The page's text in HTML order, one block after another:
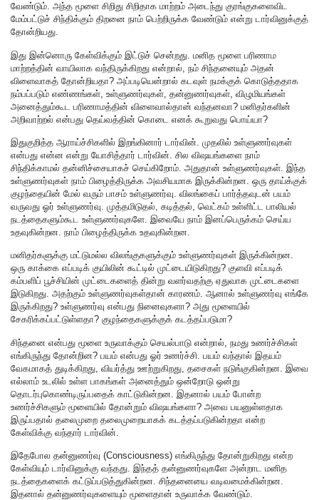
வேண்டும். அந்த மூளை சிறிது சிறிதாக மாற்றம் அடைந்து குரங்குகளைவிட
மேம்பட்டுச் சிந்திக்கும் திறனை நாம் பெற்றிருக்க வேண்டும் என்று டார்வினுக்குத்
தோன்றியது.
இது இன்னொரு கேள்விக்கும் இட்டுச் சென்றது. மனித மூளை பரிணாம
மாற்றத்தின் வாயிலாக வந்திருக்கிறது என்றால், நம் சிந்தனையும் அதன்
விளைவாகத் தோன்றியதா? அப்படியென்றால் கடவுள் நமக்குக் கொடுத்ததாக
நம்பப்படும் எண்ணங்கள், உள்ளுணர்வுகள், தன்னுணர்வுகள், விழுமியங்கள்
அனைத்தும்கூட பரிணாமத்தின் விளைவால்தான் வந்தனவா? மனிதர்களின்
அறிவாற்றல் என்பது தெய்வத்தின் கொடை எனக் கூறுவது பொய்யா?
இதுகுறித்த ஆராய்ச்சிகளில் இறங்கினார் டார்வின். முதலில் உள்ளுணர்வுகள்
என்பது என்ன என்று யோசித்தார் டார்வின். சில விஷயங்களை நாம்
சிந்திக்காமல் தன்னிச்சையாகச் செய்கிறோம். அதுதான் உள்ளுணர்வுகள். இந்த
உள்ளுணர்வுகள் நாம் பிழைத்திருக்க அவசியமாக இருக்கின்றன. ஒரு தாய்க்குக்
குழந்தையின் மேல் வரும் பாசம் உள்ளுணர்வு. விலங்கைப் பார்த்தவுடன் பயம்
வருவது ஓர் உள்ளுணர்வு. முத்தமிடுதல், கடித்தல், வெட்கம் உள்ளிட்ட பாலியல்
நடத்தைகளும்கூட உள்ளுணர்வுகளே. இவையே நாம் இனப்பெருக்கம் செய்ய
உதவுகின்றன. நாம் பிழைத்திருக்க உதவுகின்றன.
மனிதர்களுக்கு மட்டுமல்ல விலங்குகளுக்கும் உள்ளுணர்வுகள் இருக்கின்றன.
ஒரு காக்கை எப்படிக் குயிலின் கூட்டில் முட்டையிடுகிறது? குளவி எப்படிக்
கம்பளிப் பூச்சியின் முட்டைகளைத் தின்று வளர்வதற்கு ஏதுவாக முட்டைகளை
இடுகிறது. அதற்கும் உள்ளுணர்வுகள்தான் காரணம். ஆனால் உள்ளுணர்வு எங்கே
இருக்கிறது? உள்ளுணர்வு என்பது நினைவுகளா? அது மூளையில்
சேகரிக்கப்பட்டுள்ளதா? குழந்தைகளுக்குக் கடத்தப்படுமா?
சிந்தனை என்பது மூளை உருவாக்கும் செயல்பாடு என்றால், நமது உணர்ச்சிகள்
எங்கிருந்து தோன்றின? பயம் என்பது ஓர் உணர்ச்சி. பயம் வந்தால் இதயம்
வேகமாகத் துடிக்கிறது, வியர்த்து ஊற்றுகிறது, தசைகள் நடுங்குகின்றன. இவை
எல்லாம் உடலில் உள்ள பாகங்கள் அனைத்தும் ஒன்றோடு ஒன்று
தொடர்புகொண்டிருப்பதைக் காட்டுகின்றன. இதனால் பயம் போன்ற
உணர்ச்சிகளும் மூளையில் தோன்றும் விஷயங்களா? அவை பயனுள்ளதாக
இருப்பதால் தலைமுறை தலைமுறையாகக் கடத்தப்படுகின்றதா என்ற
கேள்விக்கு வந்தார் டார்வின்.
இதேபோல தன்னுணர்வு (Consciousness) எங்கிருந்து தோன்றுகிறது என்ற
கேள்வியும் டார்வினுக்கு வந்தது. இந்தத் தன்னுணர்வுகளே அன்றாட மனித
நடத்தைகளைக் கட்டுப்படுத்துகின்றன. சிந்தனையை வடிவமைக்கின்றன.
இதனால் தன்னுணர்வுகளையும் மூளைதான் உருவாக்க வேண்டும்.